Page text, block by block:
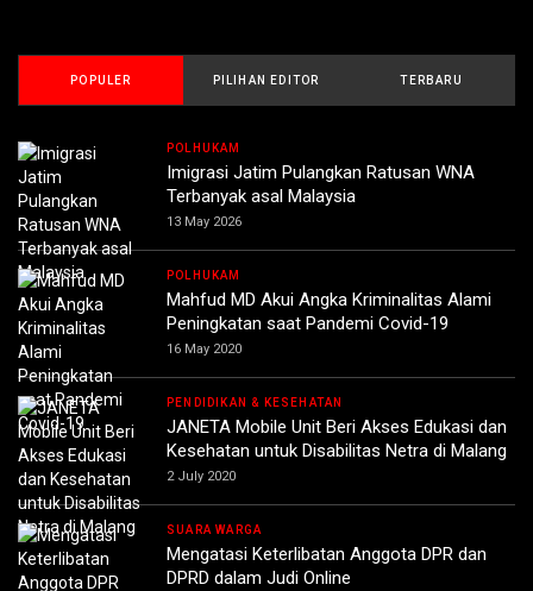
POPULER PILIHAN EDITOR TERBARU
POLHUKAM
Imigrasi Jatim Pulangkan Ratusan WNA
Terbanyak asal Malaysia
13 May 2026
POLHUKAM
Mahfud MD Akui Angka Kriminalitas Alami
Peningkatan saat Pandemi Covid-19
16 May 2020
PENDIDIKAN & KESEHATAN
JANETA Mobile Unit Beri Akses Edukasi dan
Kesehatan untuk Disabilitas Netra di Malang
2 July 2020
SUARA WARGA
Mengatasi Keterlibatan Anggota DPR dan
DPRD dalam Judi Online